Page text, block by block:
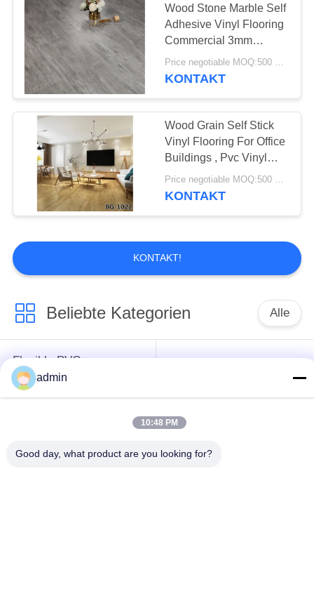
Wood Stone Marble Self
Adhesive Vinyl Flooring
Commercial 3mm
Thickness
Price negotiable MOQ:500 square meters
KONTAKT
Wood Grain Self Stick
Vinyl Flooring For Office
Buildings , Pvc Vinyl
Flooring
Price negotiable MOQ:500 square meters
KONTAKT
KONTAKT!
Beliebte Kategorien Alle
Flexible PVC-
Bodenbelag
PVC-Bodenbelag für
admin
10:48 PM
Good day, what product are you looking for?